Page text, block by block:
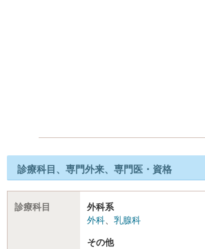
診療科目、専門外来、専門医・資格
診療科目
外科系
外科
乳腺科
その他